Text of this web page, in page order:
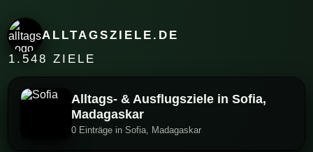
ALLTAGSZIELE.DE
1.548 ZIELE
Alltags- & Ausflugsziele in Sofia,
Madagaskar
0 Einträge in Sofia, Madagaskar